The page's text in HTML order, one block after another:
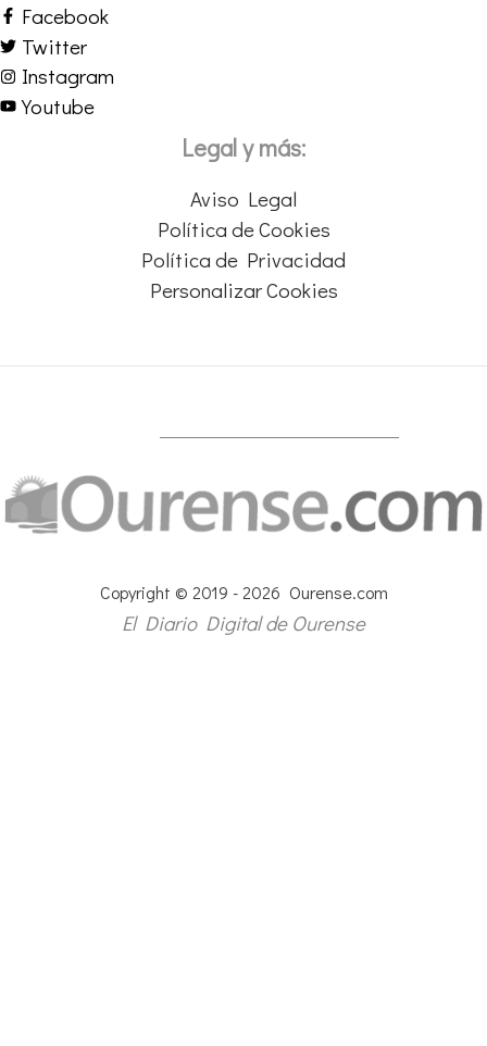
Facebook
Twitter
Instagram
Youtube
Legal y más:
Aviso Legal
Política de Cookies
Política de Privacidad
Personalizar Cookies
Copyright © 2019 - 2026 Ourense.com
El Diario Digital de Ourense